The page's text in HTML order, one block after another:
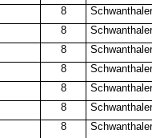
8
8
8
8
8
8
8